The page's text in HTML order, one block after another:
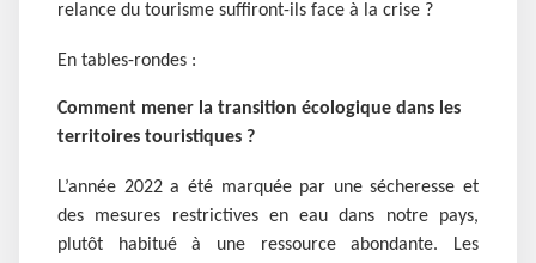
relance du tourisme suffiront-ils face à la crise ?
En tables-rondes :
Comment mener la transition écologique dans les
territoires touristiques ?
L’année 2022 a été marquée par une sécheresse et
des mesures restrictives en eau dans notre pays,
plutôt habitué à une ressource abondante. Les